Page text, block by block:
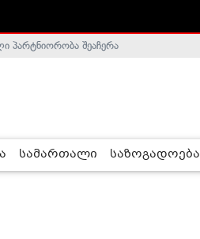
პარტნიორობა შეაჩერა
სამართალი საზოგადოება